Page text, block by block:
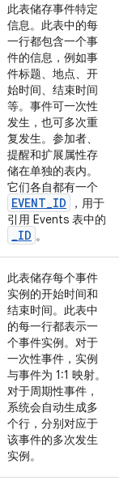
此表储存事件特定
信息。此表中的每
一行都包含一个事
件的信息，例如事
件标题、地点、开
始时间、结束时间
等。事件可一次性
发生，也可多次重
复发生。参加者、
提醒和扩展属性存
储在单独的表内。
它们各自都有一个
EVENT_ID
，用于
引用 Events 表中的
_ID 。
此表储存每个事件
实例的开始时间和
结束时间。此表中
的每一行都表示一
个事件实例。对于
一次性事件，实例
与事件为 1:1 映射。
对于周期性事件，
系统会自动生成多
个行，分别对应于
该事件的多次发生
实例。